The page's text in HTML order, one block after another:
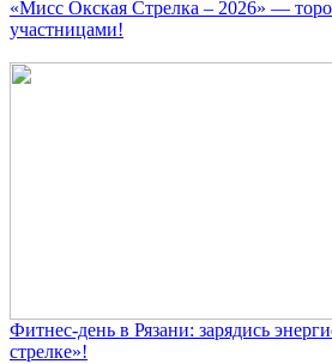
«Мисс Окская Стрелка – 2026» —
участницами!
Фитнес‑день в Рязани: зарядись
стрелке»!